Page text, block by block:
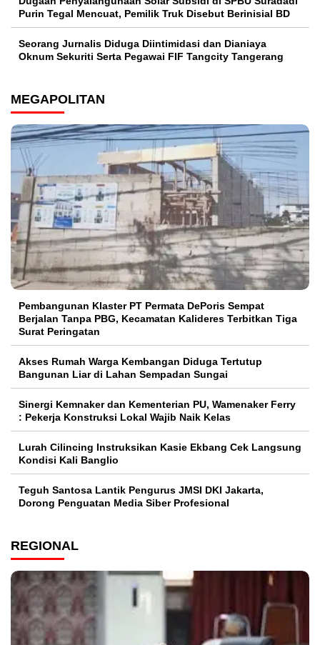
Purin Tegal Mencuat, Pemilik Truk Disebut Berinisial BD
Seorang Jurnalis Diduga Diintimidasi dan Dianiaya
Oknum Sekuriti Serta Pegawai FIF Tangcity Tangerang
MEGAPOLITAN
Pembangunan Klaster PT Permata DePoris Sempat
Berjalan Tanpa PBG, Kecamatan Kalideres Terbitkan Tiga
Surat Peringatan
Akses Rumah Warga Kembangan Diduga Tertutup
Bangunan Liar di Lahan Sempadan Sungai
Sinergi Kemnaker dan Kementerian PU, Wamenaker Ferry
: Pekerja Konstruksi Lokal Wajib Naik Kelas
Lurah Cilincing Instruksikan Kasie Ekbang Cek Langsung
Kondisi Kali Banglio
Teguh Santosa Lantik Pengurus JMSI DKI Jakarta,
Dorong Penguatan Media Siber Profesional
REGIONAL